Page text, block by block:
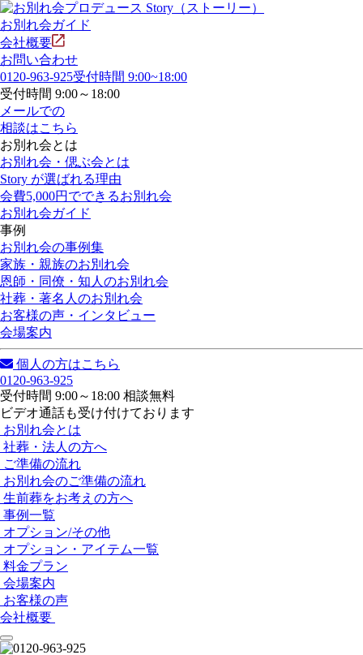
お別れ会ガイド
会社概要
お問い合わせ
0120-963-925受付時間 9:00~18:00
受付時間 9:00～18:00
メールでの
相談はこちら
お別れ会とは
お別れ会・偲ぶ会とは
Story が選ばれる理由
会費5,000円でできるお別れ会
お別れ会ガイド
事例
お別れ会の事例集
家族・親族のお別れ会
恩師・同僚・知人のお別れ会
社葬・著名人のお別れ会
お客様の声・インタビュー
会場案内
個人の方はこちら
0120-963-925
受付時間 9:00～18:00 相談無料
ビデオ通話も受け付けております
お別れ会とは
社葬・法人の方へ
ご準備の流れ
お別れ会のご準備の流れ
生前葬をお考えの方へ
事例一覧
オプション/その他
オプション・アイテム一覧
料金プラン
会場案内
お客様の声
会社概要